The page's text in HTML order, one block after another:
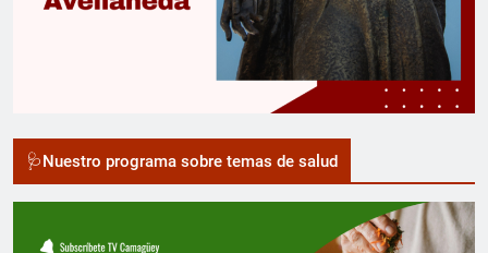
🩺Nuestro programa sobre temas de salud